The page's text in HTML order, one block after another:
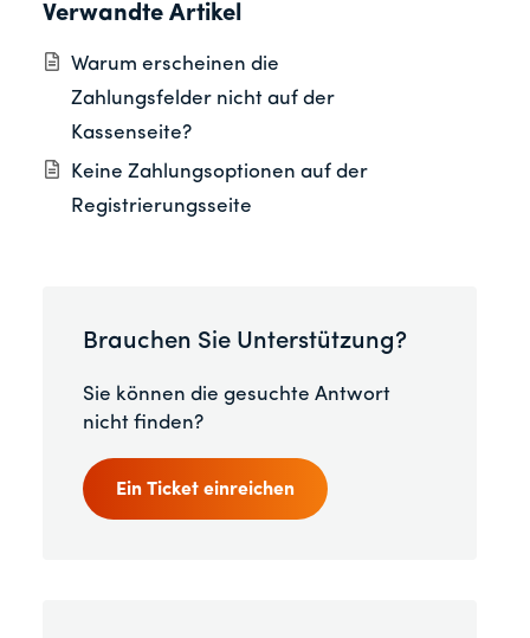
Verwandte Artikel
Warum erscheinen die
Zahlungsfelder nicht auf der
Kassenseite?
Keine Zahlungsoptionen auf der
Registrierungsseite
Brauchen Sie Unterstützung?
Sie können die gesuchte Antwort
nicht finden?
Ein Ticket einreichen